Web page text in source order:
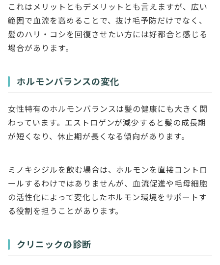
これはメリットともデメリットとも言えますが、広い
範囲で血流を高めることで、抜け毛予防だけでなく、
髪のハリ・コシを回復させたい方には好都合と感じる
場合があります。
ホルモンバランスの変化
女性特有のホルモンバランスは髪の健康にも大きく関
わっています。エストロゲンが減少すると髪の成長期
が短くなり、休止期が長くなる傾向があります。
ミノキシジルを飲む場合は、ホルモンを直接コントロ
ールするわけではありませんが、血流促進や毛母細胞
の活性化によって変化したホルモン環境をサポートす
る役割を担うことがあります。
クリニックの診断